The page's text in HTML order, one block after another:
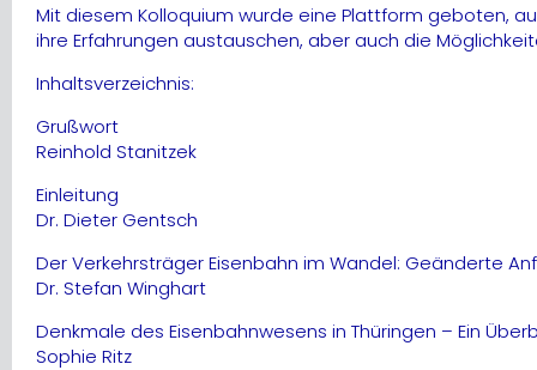
Mit diesem Kolloquium wurde eine Plattform geboten,
ihre Erfahrungen austauschen, aber auch die
Inhaltsverzeichnis:
Grußwort
Reinhold Stanitzek
Einleitung
Dr. Dieter Gentsch
Der Verkehrsträger Eisenbahn im Wandel: Geänderte
Dr. Stefan Winghart
Denkmale des Eisenbahnwesens in Thüringen – Ein
Sophie Ritz